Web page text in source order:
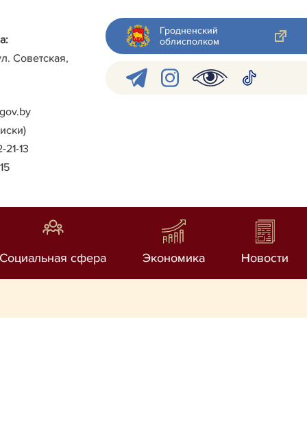
Советская,
21-13
Гродненский
облисполком
Социальная сфера Экономика Новости